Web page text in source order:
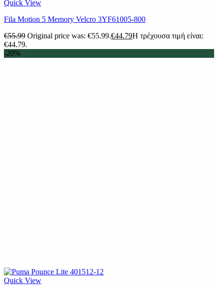
Quick View
Fila Motion 5 Memory Velcro 3YF61005-800
€55.99 Original price was: €55.99.€44.79Η τρέχουσα τιμή είναι:
€44.79.
-20%
Quick View